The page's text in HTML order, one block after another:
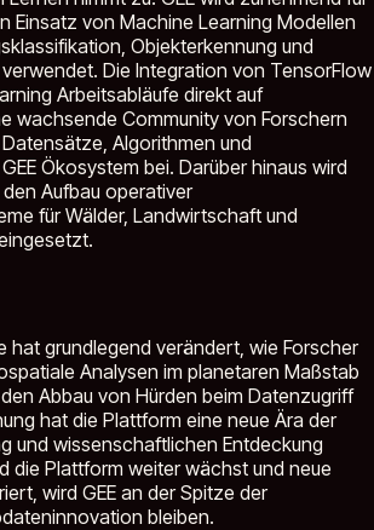
Einsatz von Machine Learning Modellen
Objekterkennung und
Die Integration von TensorFlow
Arbeitsabläufe direkt auf
wachsende Community von Forschern
Algorithmen und
Ökosystem bei. Darüber hinaus wird
Aufbau operativer
für Wälder, Landwirtschaft und
hat grundlegend verändert, wie Forscher
Analysen im planetaren Maßstab
Abbau von Hürden beim Datenzugriff
hat die Plattform eine neue Ära der
und wissenschaftlichen Entdeckung
die Plattform weiter wächst und neue
wird GEE an der Spitze der
bleiben.